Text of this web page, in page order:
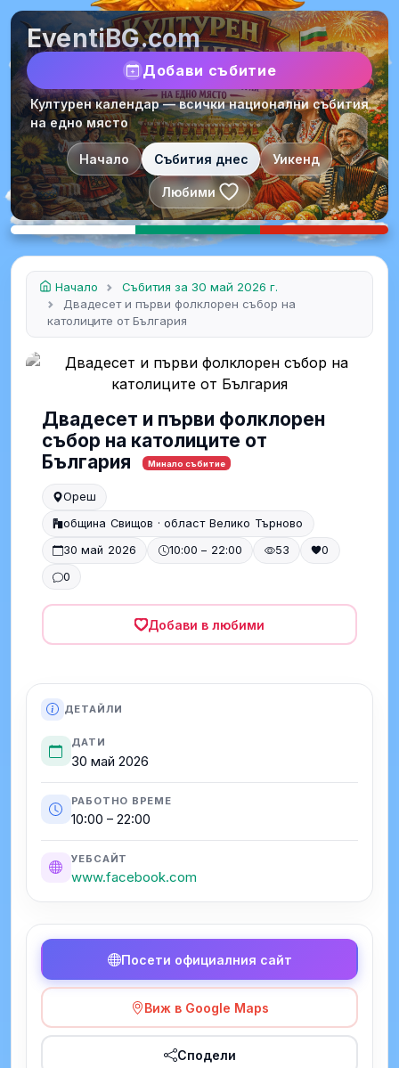
EventiBG.com
Добави събитие
Културен календар — всички национални събития
на едно място
Начало Събития днес Уикенд
Любими
Начало
Събития за 30 май 2026 г.
Двадесет и първи фолклорен събор на
католиците от България
Двадесет и първи фолклорен
събор на католиците от
България
Минало събитие
Ореш
община Свищов · област Велико Търново
30 май 2026
10:00 – 22:00 53
0
0
Добави в любими
ДЕТАЙЛИ
ДАТИ
30 май 2026
РАБОТНО ВРЕМЕ
10:00 – 22:00
УЕБСАЙТ
www.facebook.com
Посети официалния сайт
Виж в Google Maps
Сподели